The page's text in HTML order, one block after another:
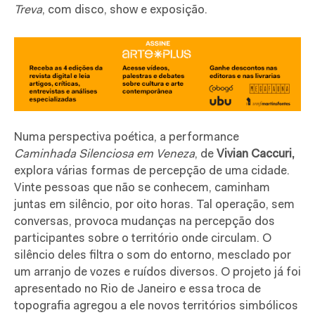
Treva, com disco, show e exposição.
Numa perspectiva poética, a performance
Caminhada Silenciosa em Veneza, de Vivian Caccuri,
explora várias formas de percepção de uma cidade.
Vinte pessoas que não se conhecem, caminham
juntas em silêncio, por oito horas. Tal operação, sem
conversas, provoca mudanças na percepção dos
participantes sobre o território onde circulam. O
silêncio deles filtra o som do entorno, mesclado por
um arranjo de vozes e ruídos diversos. O projeto já foi
apresentado no Rio de Janeiro e essa troca de
topografia agregou a ele novos territórios simbólicos